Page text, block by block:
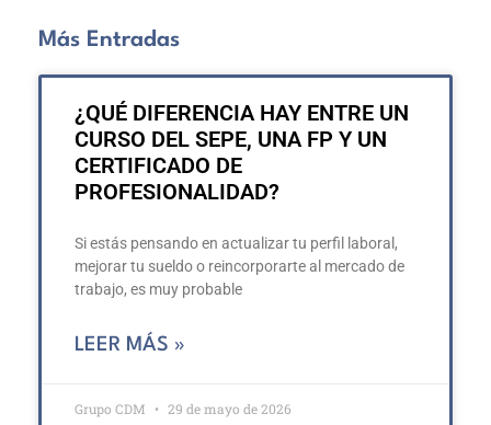
Más Entradas
¿QUÉ DIFERENCIA HAY ENTRE UN
CURSO DEL SEPE, UNA FP Y UN
CERTIFICADO DE
PROFESIONALIDAD?
Si estás pensando en actualizar tu perfil laboral,
mejorar tu sueldo o reincorporarte al mercado de
trabajo, es muy probable
LEER MÁS »
Grupo CDM 29 de mayo de 2026